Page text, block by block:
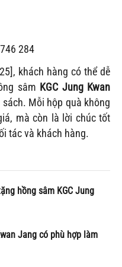
284
khách hàng có thể dễ
sâm KGC Jung Kwan
Mỗi hộp quà không
mà còn là lời chúc tốt
tác và khách hàng.
hồng sâm KGC Jung
Jang có phù hợp làm